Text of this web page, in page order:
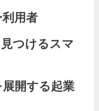
用者
つけるスマ
開する起業